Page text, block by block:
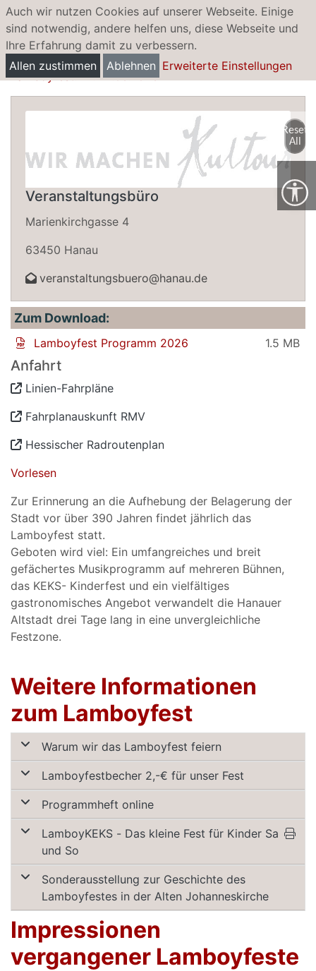
Auch wir nutzen Cookies auf unserer Webseite. Einige
sind notwendig, andere helfen uns, diese Webseite und
Ihre Erfahrung damit zu verbessern.
Allen zustimmen
Ablehnen Erweiterte Einstellungen
Lamboyfest
Lamboyfest: 12.-14.06.2026
Vorlesen
Zur Erinnerung an die Aufhebung der Belagerung der
Stadt vor über 390 Jahren findet jährlich das
Lamboyfest statt.
Geboten wird viel: Ein umfangreiches und breit
gefächertes Musikprogramm auf mehreren Bühnen,
das KEKS- Kinderfest und ein vielfältiges
gastronomisches Angebot verwandelt die Hanauer
Altstadt drei Tage lang in eine unvergleichliche
Festzone.
Weitere Informationen
zum Lamboyfest
Warum wir das Lamboyfest feiern
Lamboyfestbecher 2,-€ für unser Fest
Programmheft online
LamboyKEKS - Das kleine Fest für Kinder Sa
und So
Sonderausstellung zur Geschichte des
Lamboyfestes in der Alten Johanneskirche
Impressionen
vergangener Lamboyfeste
Veranstaltungsbüro
Marienkirchgasse 4
63450 Hanau
veranstaltungsbuero@hanau.de
Zum Download:
Lamboyfest Programm 2026 1.5 MB
Anfahrt
Linien-Fahrpläne
Fahrplanauskunft RMV
Hessischer Radroutenplan
Reset
All